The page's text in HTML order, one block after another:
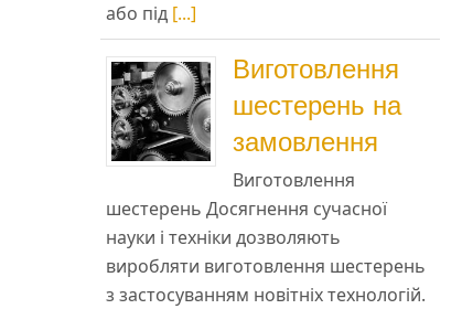
або під [...]
Виготовлення
шестерень на
замовлення
Виготовлення
шестерень Досягнення сучасної
науки і техніки дозволяють
виробляти виготовлення шестерень
з застосуванням новітніх технологій.